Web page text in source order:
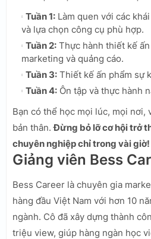
Tuần 1: Làm quen với các
và lựa chọn công cụ phù hợp.
Tuần 2: Thực hành thiết kế
marketing và quảng cáo.
Tuần 3: Thiết kế ấn phẩm sự
Tuần 4: Ôn tập và thực hành
Bạn có thể học mọi lúc, mọi nơi,
bản thân.Đừng bỏ lỡ cơ hội trở
chuyên nghiệp chỉ trong vài giờ!
Giảng viên Bess
Bess Career là chuyên gia
hàng đầu Việt Nam với hơn 10
ngành. Cô đã xây dựng thành
triệu view, giúp hàng ngàn học